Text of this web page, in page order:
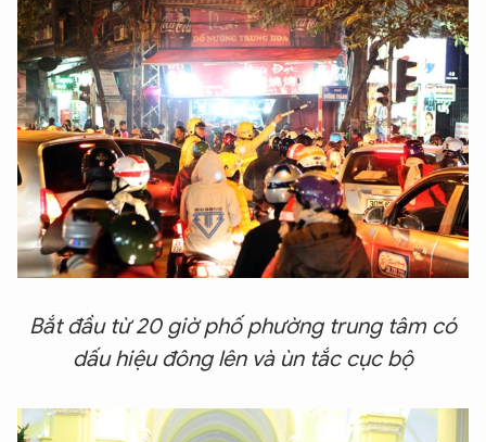
Bắt đầu từ 20 giờ phố phường trung tâm có
dấu hiệu đông lên và ùn tắc cục bộ